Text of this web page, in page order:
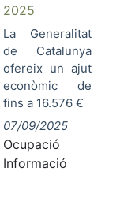
2025
La Generalitat
de Catalunya
ofereix un ajut
econòmic de
fins a 16.576 €
07/09/2025
Ocupació
Informació